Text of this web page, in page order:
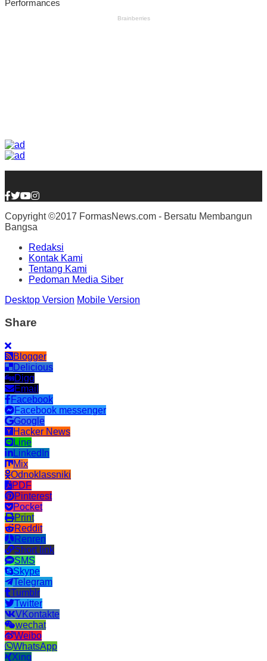
Copyright ©2017 FormasNews.com - Bersatu Membangun
Bangsa
Redaksi
Kontak Kami
Tentang Kami
Pedoman Media Siber
Desktop Version Mobile Version
Share
Blogger
Delicious
Digg
Email
Facebook
Facebook messenger
Google
Hacker News
Line
LinkedIn
Mix
Odnoklassniki
PDF
Pinterest
Pocket
Print
Reddit
Renren
Short link
SMS
Skype
Telegram
Tumblr
Twitter
VKontakte
wechat
Weibo
WhatsApp
Xing